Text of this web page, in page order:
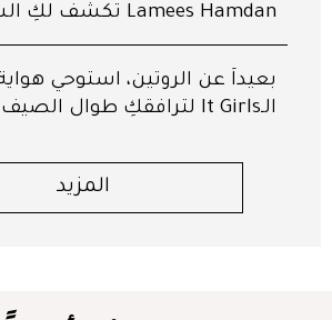
Lamees Hamdan تكشف لكِ السرّ!
بعيداً عن الروتين، استوحي
الـIt Girls لترافقكِ طوال الصيف
المزيد